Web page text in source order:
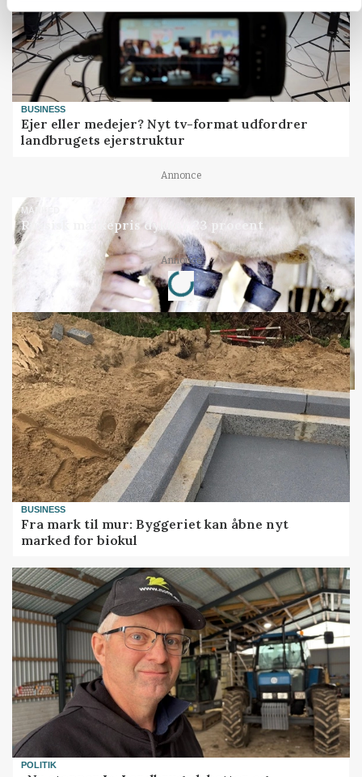
BUSINESS
Ejer eller medejer? Nyt tv-format udfordrer
landbrugets ejerstruktur
Annonce
MARKED
Russisk mælkepris dykker 23 procent
Annonce
Loading...
BUSINESS
Fra mark til mur: Byggeriet kan åbne nyt
marked for biokul
POLITIK